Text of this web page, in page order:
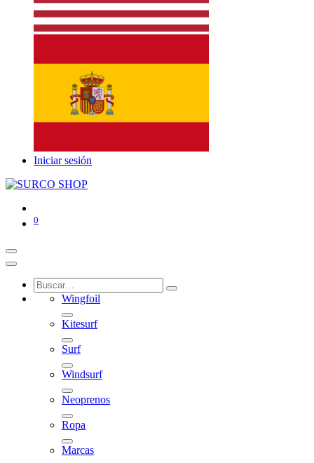
Iniciar sesión
0
Wingfoil
Kitesurf
Surf
Windsurf
Neoprenos
Ropa
Marcas